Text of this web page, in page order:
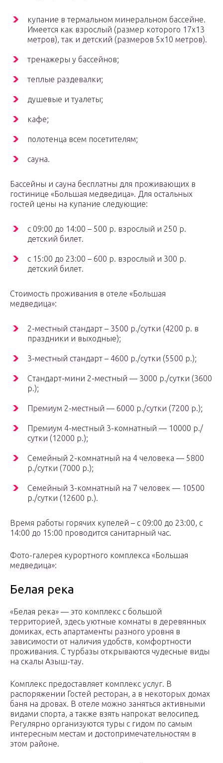
купание в термальном минеральном бассейне.
Имеется как взрослый (размер которого 17х13
метров), так и детский (размеров 5х10 метров).
тренажеры у бассейнов;
теплые раздевалки;
душевые и туалеты;
кафе;
полотенца всем посетителям;
сауна.
Бассейны и сауна бесплатны для проживающих в
гостинице «Большая медведица». Для остальных
гостей цены на купание следующие:
с 09:00 до 14:00 – 500 р. взрослый и 250 р.
детский билет.
с 15:00 до 23:00 – 600 р. взрослый и 300 р.
детский билет.
Стоимость проживания в отеле «Большая
медведица»:
2-местный стандарт – 3500 р./сутки (4200 р. в
праздники и выходные);
3-местный стандарт – 4600 р./сутки (5500 р.);
Стандарт-мини 2-местный — 3000 р./сутки (3600
р.);
Премиум 2-местный — 6000 р./сутки (7200 р.);
Премиум 4-местный 3-комнатный — 10000 р./
сутки (12000 р.);
Семейный 2-комнатный на 4 человека — 5800
р./сутки (7000 р.);
Семейный 3-комнатный на 7 человек — 10500
р./сутки (12600 р.).
Время работы горячих купелей – с 09:00 до 23:00, с
14:00 до 15:00 проводится санитарный час.
Фото-галерея курортного комплекса «Большая
медведица»:
Белая река
«Белая река» — это комплекс с большой
территорией, здесь уютные комнаты в деревянных
домиках, есть апартаменты разного уровня в
зависимости от наличия удобств, комфортности
проживания. С турбазы открываются чудесные виды
на скалы Азыш-тау.
Комплекс предоставляет комплекс услуг. В
распоряжении Гостей ресторан, а в некоторых домах
баня на дровах. В отеле можно заняться активными
видами спорта, а также взять напрокат велосипед.
Регулярно организуются туры с гидом по самым
интересным местам и достопримечательностям в
этом районе.